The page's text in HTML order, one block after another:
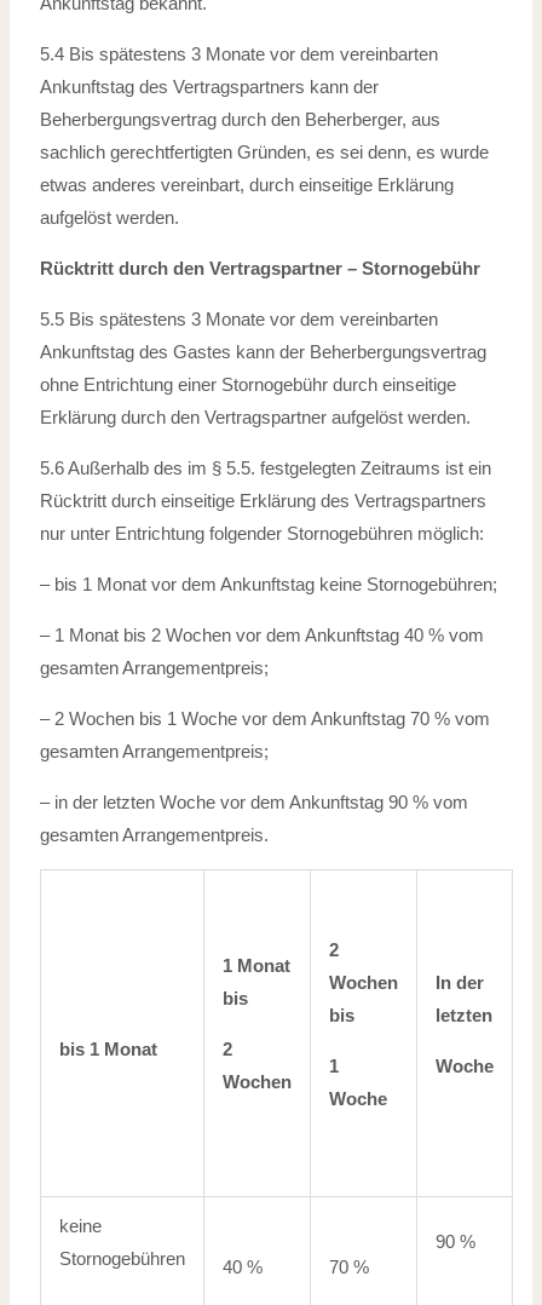
5.4 Bis spätestens 3 Monate vor dem vereinbarten
Ankunftstag des Vertragspartners kann der
Beherbergungsvertrag durch den Beherberger, aus
sachlich gerechtfertigtenGründen, es sei denn, es wurde
etwas anderes vereinbart, durch einseitige Erklärung
aufgelöst werden.
Rücktritt durch den Vertragspartner – Stornogebühr
5.5 Bis spätestens 3 Monate vor dem vereinbarten
Ankunftstag des Gastes kann der Beherbergungsvertrag
ohne Entrichtung einer Stornogebühr durch einseitige
Erklärungdurch den Vertragspartner aufgelöst werden.
5.6 Außerhalb des im § 5.5. festgelegten Zeitraums ist ein
Rücktritt durch einseitige Erklärung des Vertragspartners
nur unter Entrichtung folgender Stornogebühren möglich:
– bis 1 Monat vor dem Ankunftstag keine Stornogebühren;
– 1 Monat bis 2 Wochen vor dem Ankunftstag 40 % vom
gesamten Arrangementpreis;
– 2 Wochen bis 1 Woche vor dem Ankunftstag 70 % vom
gesamten Arrangementpreis;
– in der letzten Woche vor dem Ankunftstag 90 % vom
gesamten Arrangementpreis.
bis 1 Monat
1 Monat
bis
2
Wochen
2
Wochen
bis
1
Woche
In der
letzten
Woche
keine
Stornogebühren
40 % 70 %
90 %